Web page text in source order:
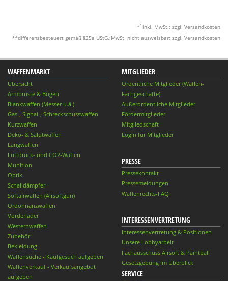
* 1 inkl. MwSt.; zzgl. Versandkosten
*2differenzbesteuert gemäß §25a UStG.;MwSt. nicht ausweisbar; zzgl. Versandkosten
WAFFENMARKT
Übersicht
Armbrüste & Bögen
Blankwaffen (Messer u.ä.)
Gas-, Signal-, Schreckschusswaffen
Kurzwaffen
Deko- & Salutwaffen
Langwaffen
Luftdruck- und CO2-Waffen
Munition
Optik
Schalldämpfer
Softairwaffen (Airsoftgun)
Ordonnanzwaffen
Vorderlader
Westernwaffen
Zubehör
Bekleidung
Waffensuche - Kaufgesuch aufgeben
Waffenverkauf - Verkaufsangebot
aufgeben
MITGLIEDER
Ordentliche Mitglieder (Waffen-
Fachgeschäfte)
Außerordentliche Mitglieder
Fördermitglieder
Mitgliedschaft
Login für Mitglieder
PRESSE
Pressekontakt
Pressemeldungen
Waffenrechts-FAQ
INTERESSENVERTRETUNG
Interessenvertretung & Positionen
Unsere Lobbyarbeit
Fachausschuss Airsoft & Paintball
Gesetzgebung im Überblick
SERVICE